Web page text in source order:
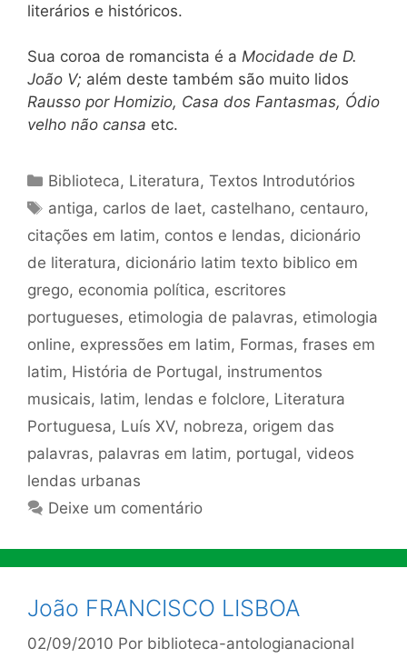
literários e históricos.
Sua coroa de romancista é a Mocidade de D.
João V; além deste também são muito lidos
Rausso por Homizio, Casa dos Fantasmas, Ódio
velho não cansa etc.
Categorias
Biblioteca, Literatura,Textos Introdutórios
Tags
antiga, carlos de laet, castelhano, centauro,
citações em latim, contos e lendas, dicionário
de literatura, dicionário latim texto biblico em
grego, economia política, escritores
portugueses, etimologia de palavras, etimologia
online, expressões em latim, Formas, frases em
latim, História de Portugal, instrumentos
musicais, latim, lendas e folclore, Literatura
Portuguesa, Luís XV, nobreza, origem das
palavras, palavras em latim, portugal, videos
lendas urbanas
Deixe um comentário
João FRANCISCO LISBOA
02/09/2010 Por biblioteca-antologianacional